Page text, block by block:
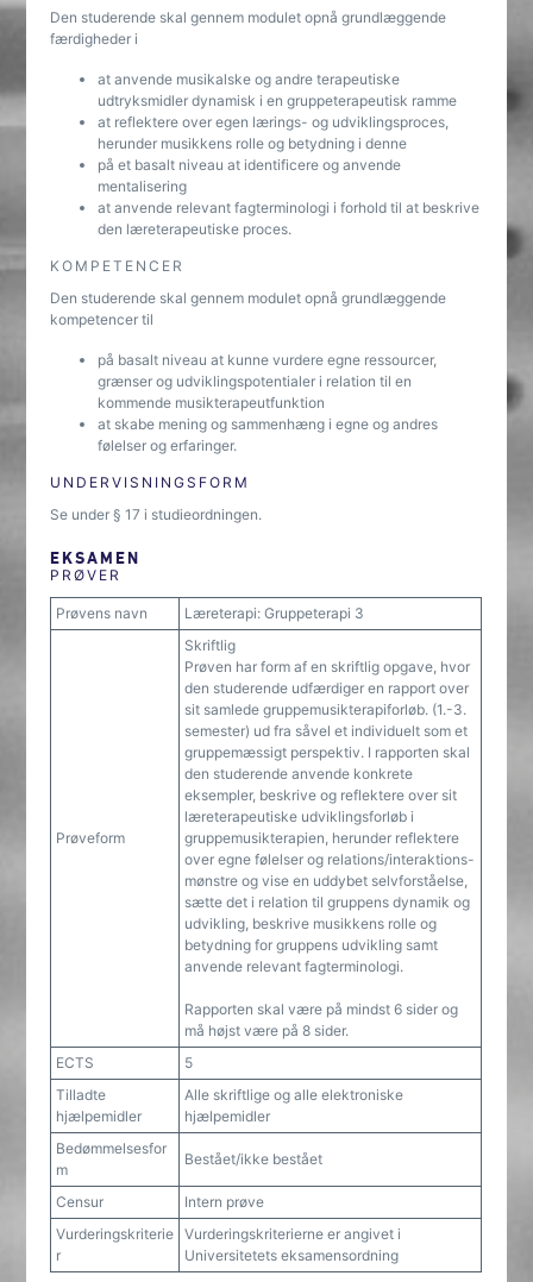
Den studerende skal gennem modulet opnå grundlæggende
færdigheder i
at anvende musikalske og andre terapeutiske
udtryksmidler dynamisk i en gruppeterapeutisk ramme
at reflektere over egen lærings- og udviklingsproces,
herunder musikkens rolle og betydning i denne
på et basalt niveau at identificere og anvende
mentalisering
at anvende relevant fagterminologi i forhold til at beskrive
den læreterapeutiske proces.
KOMPETENCER
Den studerende skal gennem modulet opnå grundlæggende
kompetencer til
på basalt niveau at kunne vurdere egne ressourcer,
grænser og udviklingspotentialer i relation til en
kommende musikterapeutfunktion
at skabe mening og sammenhæng i egne og andres
følelser og erfaringer.
UNDERVISNINGSFORM
Se under § 17 i studieordningen.
EKSAMEN
PRØVER
Prøvens navn Læreterapi: Gruppeterapi 3
Prøveform
Skriftlig
Prøven har form af en skriftlig opgave, hvor
den studerende udfærdiger en rapport over
sit samlede gruppemusikterapiforløb. (1.-3.
semester) ud fra såvel et individuelt som et
gruppemæssigt perspektiv. I rapporten skal
den studerende anvende konkrete
eksempler, beskrive og reflektere over sit
læreterapeutiske udviklingsforløb i
gruppemusikterapien, herunder reflektere
over egne følelser og relations/interaktions-
mønstre og vise en uddybet selvforståelse,
sætte det i relation til gruppens dynamik og
udvikling, beskrive musikkens rolle og
betydning for gruppens udvikling samt
anvende relevant fagterminologi.
Rapporten skal være på mindst 6 sider og
må højst være på 8 sider.
ECTS
5
Tilladte
hjælpemidler
Alle skriftlige og alle elektroniske
hjælpemidler
Bedømmelsesfor
m
Bestået/ikke bestået
Censur
Intern prøve
Vurderingskriterie
r
Vurderingskriterierne er angivet i
Universitetets eksamensordning